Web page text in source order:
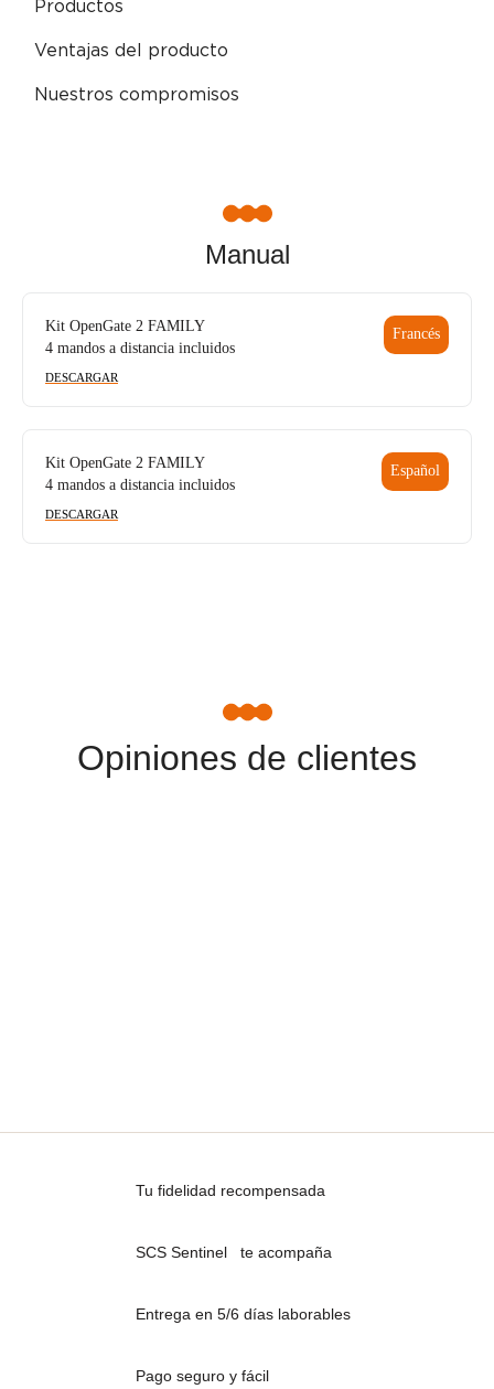
Productos
Ventajas del producto
Nuestros compromisos
Manual
Kit OpenGate 2 FAMILY
4 mandos a distancia incluidos
Francés
DESCARGAR
Kit OpenGate 2 FAMILY
4 mandos a distancia incluidos
Español
DESCARGAR
Opiniones de clientes
Tu fidelidad recompensada
SCS Sentinel te acompaña
Entrega en 5/6 días laborables
Pago seguro y fácil